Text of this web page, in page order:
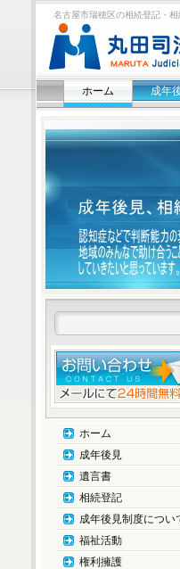
名古屋市瑞穂区の相続登記・
ホーム 成年
ホーム
成年後見
遺言書
相続登記
成年後見制度につい
福祉活動
権利擁護